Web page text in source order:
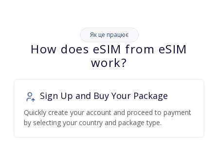
Як це працює
How does eSIM from eSIM
work?
Sign Up and Buy Your Package
Quickly create your account and proceed to payment
by selecting your country and package type.